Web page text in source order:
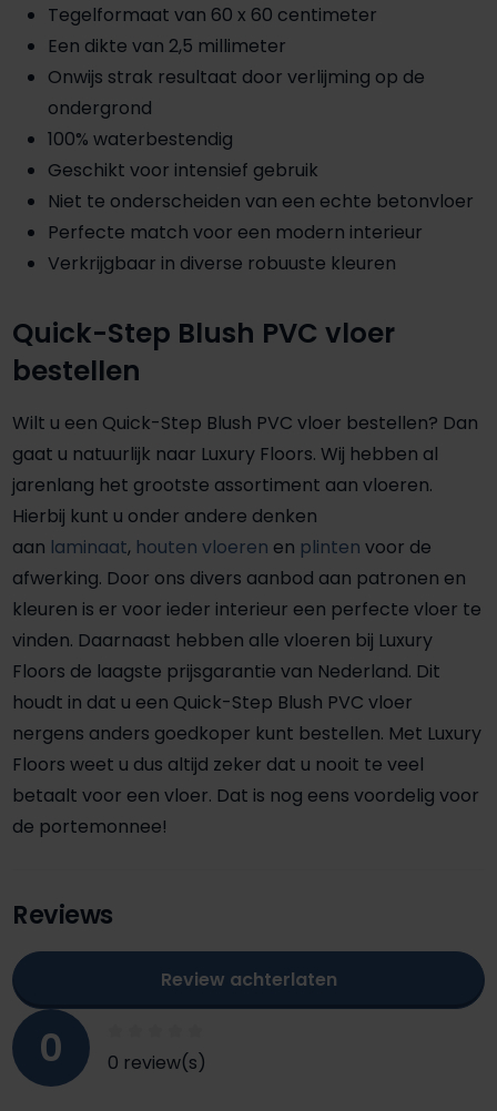
Tegelformaat van 60 x 60 centimeter
Een dikte van 2,5 millimeter
Onwijs strak resultaat door verlijming op de
ondergrond
100% waterbestendig
Geschikt voor intensief gebruik
Niet te onderscheiden van een echte betonvloer
Perfecte match voor een modern interieur
Verkrijgbaar in diverse robuuste kleuren
Quick-Step Blush PVC vloer
bestellen
Wilt u een Quick-Step Blush PVC vloer bestellen? Dan
gaat u natuurlijk naar Luxury Floors. Wij hebben al
jarenlang het grootste assortiment aan vloeren.
Hierbij kunt u onder andere denken
aan laminaat, houten vloeren en plinten voor de
afwerking. Door ons divers aanbod aan patronen en
kleuren is er voor ieder interieur een perfecte vloer te
vinden. Daarnaast hebben alle vloeren bij Luxury
Floors de laagste prijsgarantie van Nederland. Dit
houdt in dat u een Quick-Step Blush PVC vloer
nergens anders goedkoper kunt bestellen. Met Luxury
Floors weet u dus altijd zeker dat u nooit te veel
betaalt voor een vloer. Dat is nog eens voordelig voor
de portemonnee!
Reviews
0 0 review(s)
Review achterlaten